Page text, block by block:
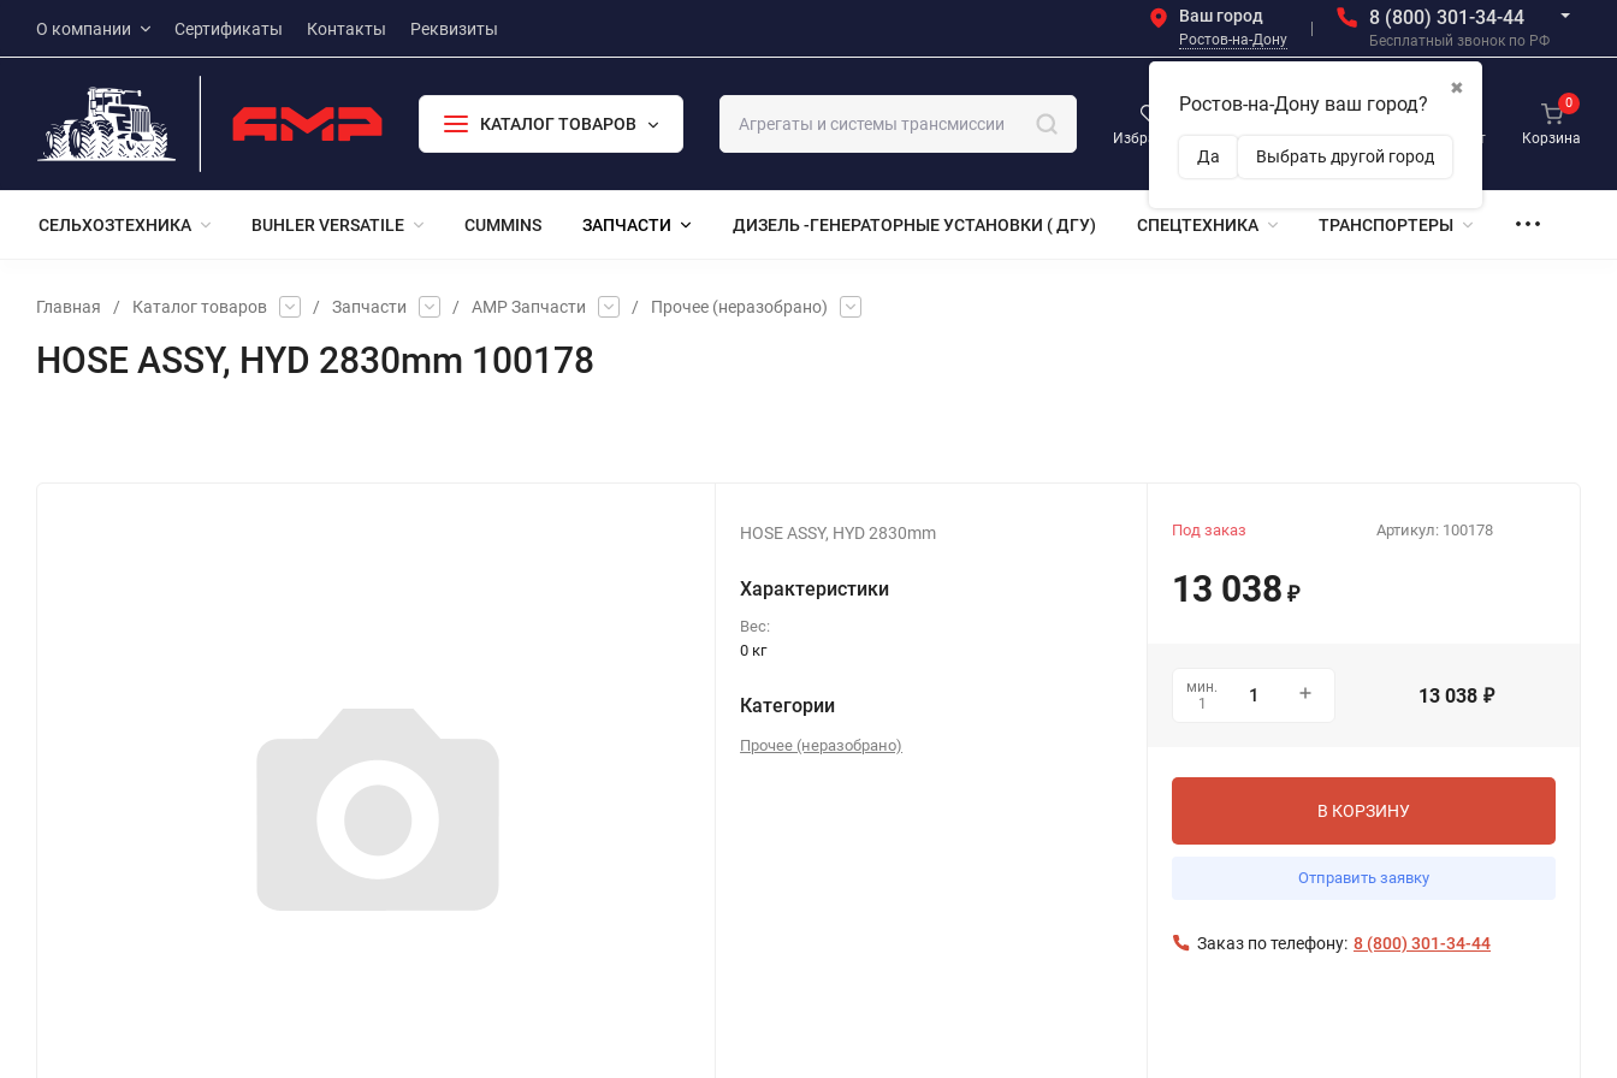
О компании Сертификаты Контакты Реквизиты
Ваш город
Ростов-на-Дону
✖
Ростов-на-Дону ваш город?
Да Выбрать другой город
8 (800) 301-34-44
Бесплатный звонок по РФ
КАТАЛОГ ТОВАРОВ
Избранное
0
Личный кабинет Корзина
0
СЕЛЬХОЗТЕХНИКА BUHLER VERSATILE CUMMINS ЗАПЧАСТИ ДИЗЕЛЬ -ГЕНЕРАТОРНЫЕ УСТАНОВКИ ( ДГУ) СПЕЦТЕХНИКА ТРАНСПОРТЕРЫ
Главная / Каталог товаров / Запчасти / АМР Запчасти / Прочее (неразобрано)
HOSE ASSY, HYD 2830mm 100178
HOSE ASSY, HYD 2830mm
Характеристики
Вес:
0 кг
Категории
Прочее (неразобрано)
Артикул: 100178
Под заказ
13 038 ₽
мин.
1
13 038 ₽
В КОРЗИНУ
Отправить заявку
Заказ по телефону: 8 (800) 301-34-44